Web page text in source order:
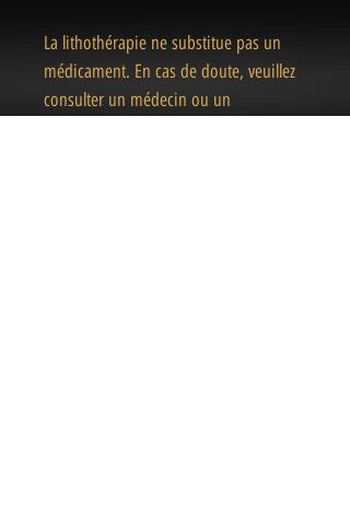
La lithothérapie ne substitue pas un
médicament. En cas de doute, veuillez
consulter un médecin ou un